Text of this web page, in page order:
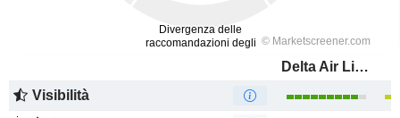
Delta Air Lines, Inc.
Visibilità